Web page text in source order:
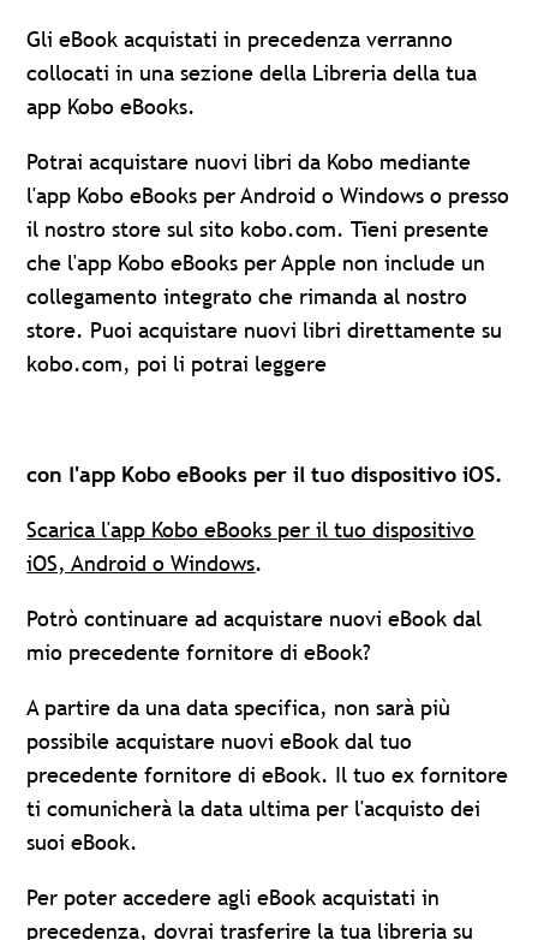
Gli eBook acquistati in precedenza verranno
collocati in una sezione della Libreria della tua
app Kobo eBooks.
Potrai acquistare nuovi libri da Kobo mediante
l'app Kobo eBooks per Android o Windows o presso
il nostro store sul sito kobo.com. Tieni presente
che l'app Kobo eBooks per Apple non include un
collegamento integrato che rimanda al nostro
store. Puoi acquistare nuovi libri direttamente su
kobo.com, poi li potrai leggere
con l'app Kobo eBooks per il tuo dispositivo iOS.
Scarica l'app Kobo eBooks per il tuo dispositivo
iOS, Android o Windows.
Potrò continuare ad acquistare nuovi eBook dal
mio precedente fornitore di eBook?
A partire da una data specifica, non sarà più
possibile acquistare nuovi eBook dal tuo
precedente fornitore di eBook. Il tuo ex fornitore
ti comunicherà la data ultima per l'acquisto dei
suoi eBook.
Per poter accedere agli eBook acquistati in
precedenza, dovrai trasferire la tua libreria su